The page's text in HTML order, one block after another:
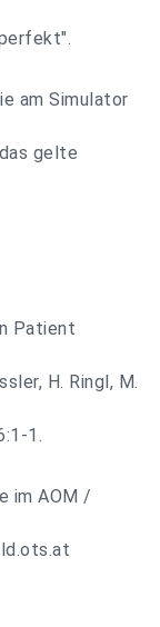
am Simulator
gelte
Patient
H. Ringl, M.
1.
im AOM /